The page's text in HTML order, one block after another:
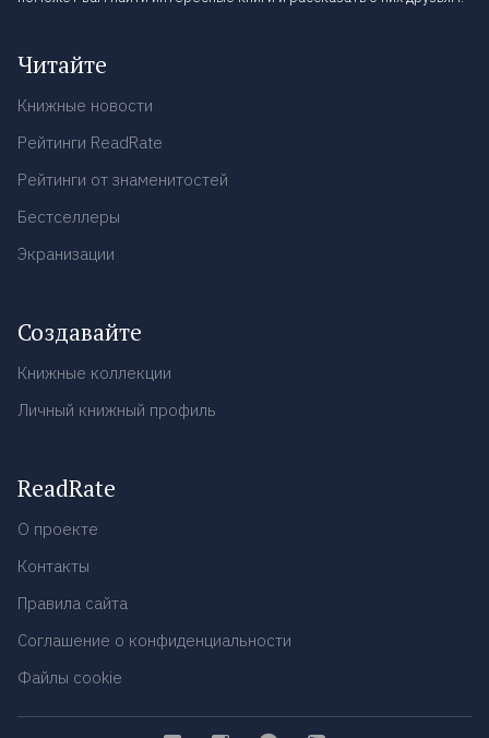
Читайте
Книжные новости
Рейтинги ReadRate
Рейтинги от знаменитостей
Бестселлеры
Экранизации
Создавайте
Книжные коллекции
Личный книжный профиль
ReadRate
О проекте
Контакты
Правила сайта
Соглашение о конфиденциальности
Файлы cookie